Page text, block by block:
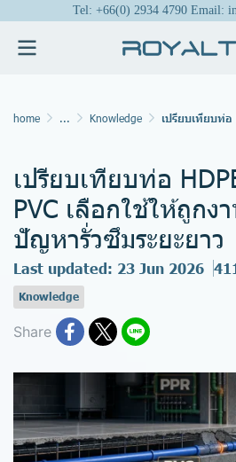
Tel: +66(0) 2934 4790 Email:
home ... Knowledge เปรียบเทียบท่อ HDPE, PPR แ
เปรียบเทียบท่อ
PVC เลือกใช้ให้ถูกง
ปัญหารั่วซึมระยะยาว
Last updated: 23 Jun 2026
Knowledge
Share